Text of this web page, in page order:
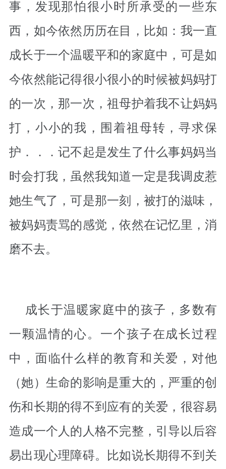
事，发现那怕很小时所承受的一些东
西，如今依然历历在目，比如：我一直
成长于一个温暖平和的家庭中，可是如
今依然能记得很小很小的时候被妈妈打
的一次，那一次，祖母护着我不让妈妈
打，小小的我，围着祖母转，寻求保
护．．．记不起是发生了什么事妈妈当
时会打我，虽然我知道一定是我调皮惹
她生气了，可是那一刻，被打的滋味，
被妈妈责骂的感觉，依然在记忆里，消
磨不去。
成长于温暖家庭中的孩子，多数有
一颗温情的心。一个孩子在成长过程
中，面临什么样的教育和关爱，对他
（她）生命的影响是重大的，严重的创
伤和长期的得不到应有的关爱，很容易
造成一个人的人格不完整，引导以后容
易出现心理障碍。比如说长期得不到关